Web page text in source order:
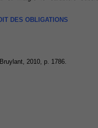
DES OBLIGATIONS
2010, p. 1786.